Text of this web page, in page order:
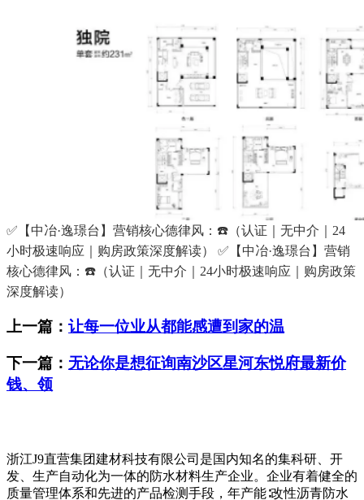
✅【中冶·逸璟台】营销核心德律风：☎️（认证｜无中介｜24
小时极速响应｜购房政策深度解读） ✅【中冶·逸璟台】营销
核心德律风：☎️（认证｜无中介｜24小时极速响应｜购房政策
深度解读）
上一篇： 让每一位业从都能感遭到家的温
下一篇： 无论你是想征询南沙区星河东悦府最新价
钱、领
浙江J9直营集团建材科技有限公司是国内知名的集科研、开
发、生产自动化为一体的防水材料生产企业。企业有着健全的
质量管理体系和先进的产品检测手段，年产能∶改性沥青防水